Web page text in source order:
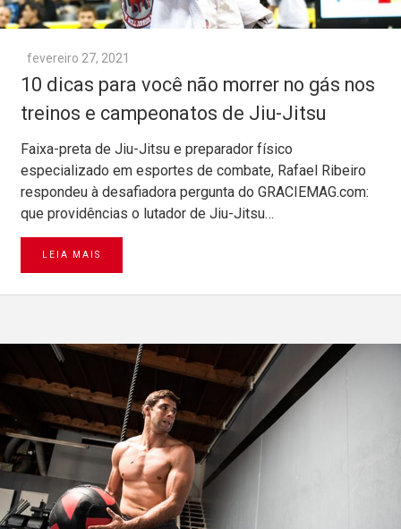
fevereiro 27, 2021
10 dicas para você não morrer no gás nos
treinos e campeonatos de Jiu-Jitsu
Faixa-preta de Jiu-Jitsu e preparador físico
especializado em esportes de combate, Rafael Ribeiro
respondeu à desafiadora pergunta do GRACIEMAG.com:
que providências o lutador de Jiu-Jitsu…
LEIA MAIS